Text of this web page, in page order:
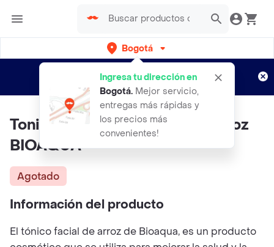
Bogotá
Ingresa tu dirección en
Bogotá. Mejor servicio,
entregas más rápidas y
los precios más
convenientes!
envíos gratis por semanas
Aplican TyC
Tonico Facial Con Pulpa De Arroz
BIOAQUA
Agotado
Información del producto
El tónico facial de arroz de Bioaqua, es un producto